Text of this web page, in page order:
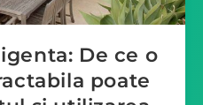
De ce o
poate